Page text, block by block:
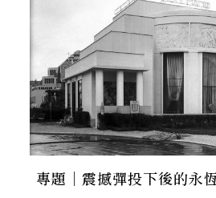
專題｜震撼彈投下後的